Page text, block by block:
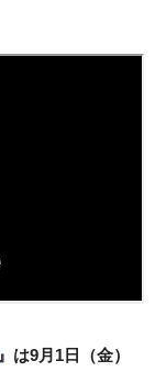
』は9月1日（金）